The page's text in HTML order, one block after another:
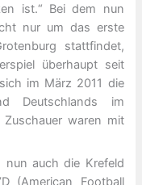
ist.“ Bei dem nun
nur um das erste
stattfindet,
überhaupt seit
im März 2011 die
Deutschlands im
waren mit
auch die Krefeld
(American Football